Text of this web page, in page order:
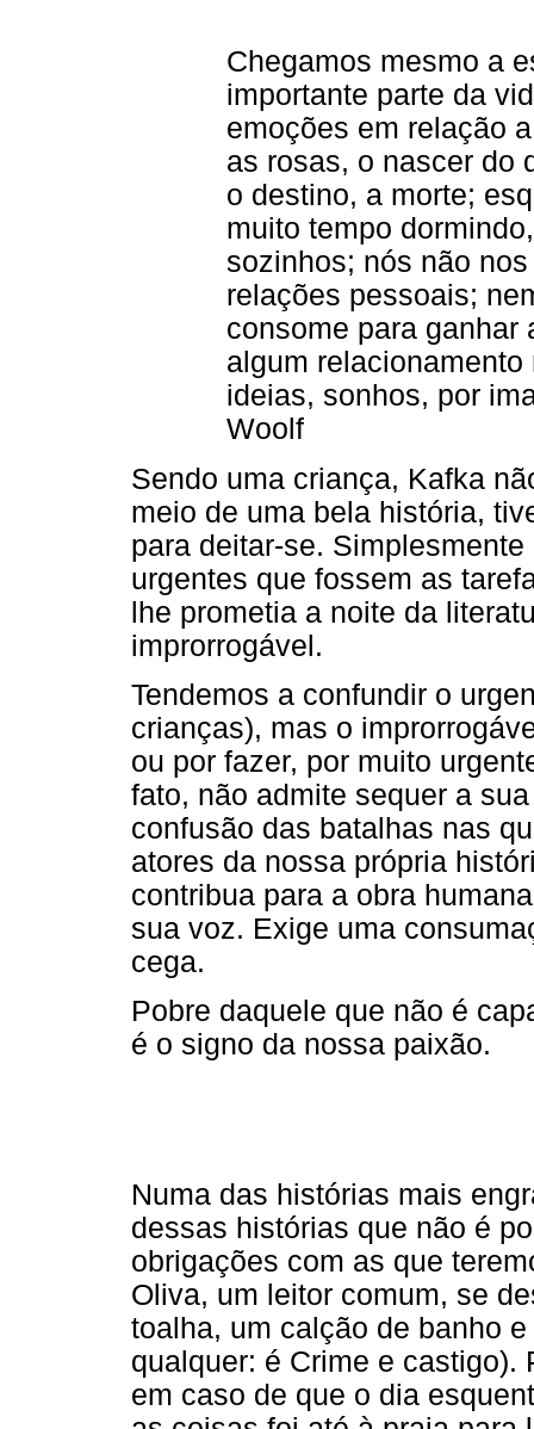
Chegamos mesmo a
importante parte da
emoções em relação
as rosas, o nascer do
o destino, a morte;
muito tempo
sozinhos; nós não
relações pessoais;
consome para ganhar
algum
ideias, sonhos, por
Woolf
Sendo uma criança, Kafka
meio de uma bela história,
para deitar-se.
urgentes que fossem as
lhe prometia a noite da
improrrogável.
Tendemos a confundir o
crianças), mas o
ou por fazer, por muito
fato, não admite sequer a
confusão das batalhas nas
atores da nossa própria
contribua para a obra
sua voz. Exige uma
cega.
Pobre daquele que não é
é o signo da nossa paixão.
Numa das histórias mais
dessas histórias que não é
obrigações com as que
Oliva, um leitor comum, se
toalha, um calção de banho
qualquer: é Crime e castigo).
em caso de que o dia